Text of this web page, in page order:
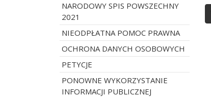
NARODOWY SPIS POWSZECHNY
2021
NIEODPŁATNA POMOC PRAWNA
OCHRONA DANYCH OSOBOWYCH
PETYCJE
PONOWNE WYKORZYSTANIE
INFORMACJI PUBLICZNEJ